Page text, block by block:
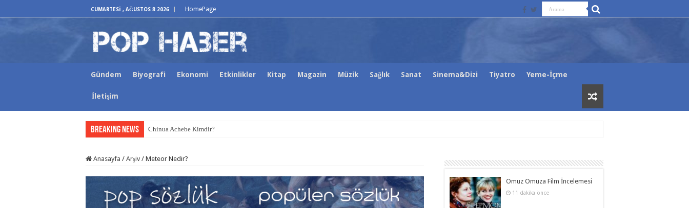
CUMARTESI , AĞUSTOS 8 2026 HomePage
Gündem Biyografi Ekonomi Etkinlikler Kitap Magazin Müzik Sağlık Sanat Sinema&Dizi Tiyatro Yeme-İçme
İletişim
Breaking News Chinua Achebe Kimdir?
Anasayfa / Arşiv / Meteor Nedir?
Omuz Omuza Film İncelemesi
11 dakika önce